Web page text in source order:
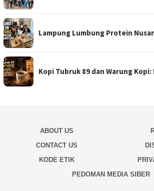
Lampung Lumbung Protein
Kopi Tubruk 89 dan Warung
ABOUT US
CONTACT US
KODE ETIK
PEDOMAN MEDIA SIBER